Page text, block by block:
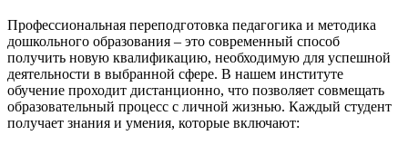
Профессиональная переподготовка педагогика и методика
дошкольного образования – это современный способ
получить новую квалификацию, необходимую для успешной
деятельности в выбранной сфере. В нашем институте
обучение проходит дистанционно, что позволяет совмещать
образовательный процесс с личной жизнью. Каждый студент
получает знания и умения, которые включают: